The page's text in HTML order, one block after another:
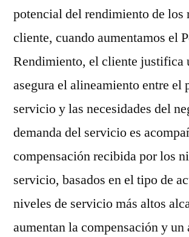
potencial del rendimiento de los
cliente, cuando aumentamos el
Rendimiento, el cliente justifica
asegura el alineamiento entre el
servicio y las necesidades del
demanda del servicio es
compensación recibida por los
servicio, basados en el tipo de
niveles de servicio más altos
aumentan la compensación y un